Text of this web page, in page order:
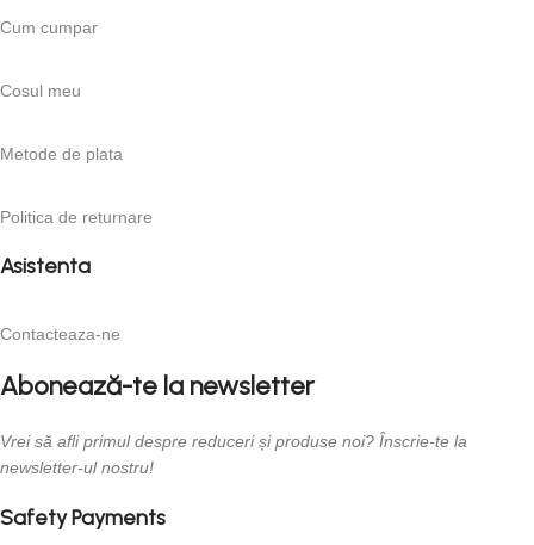
Cum cumpar
Cosul meu
Metode de plata
Politica de returnare
Asistenta
Contacteaza-ne
Abonează-te la newsletter
Vrei să afli primul despre reduceri și produse noi? Înscrie-te la
newsletter-ul nostru!
Safety Payments